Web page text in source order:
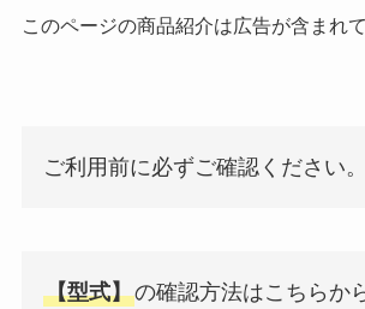
このページの商品紹介は広告が含まれて
ご利用前に必ずご確認ください。
【型式】の確認方法はこちらか